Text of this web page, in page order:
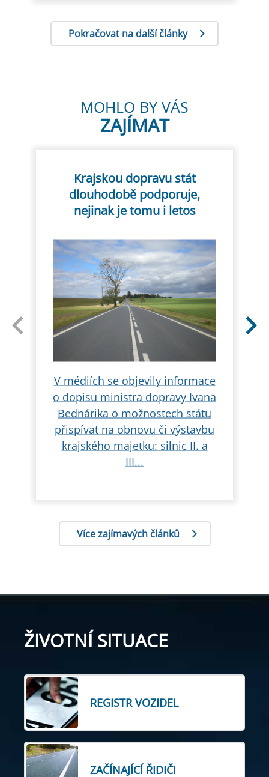
Pokračovat na další články
MOHLO BY VÁS
ZAJÍMAT
Krajskou dopravu stát
dlouhodobě podporuje,
nejinak je tomu i letos
V médiích se objevily informace
o dopisu ministra dopravy Ivana
Bednárika o možnostech státu
přispívat na obnovu či výstavbu
krajského majetku: silnic II. a
III...
Více zajímavých článků
ŽIVOTNÍ SITUACE
REGISTR VOZIDEL
ZAČÍNAJÍCÍ ŘIDIČI